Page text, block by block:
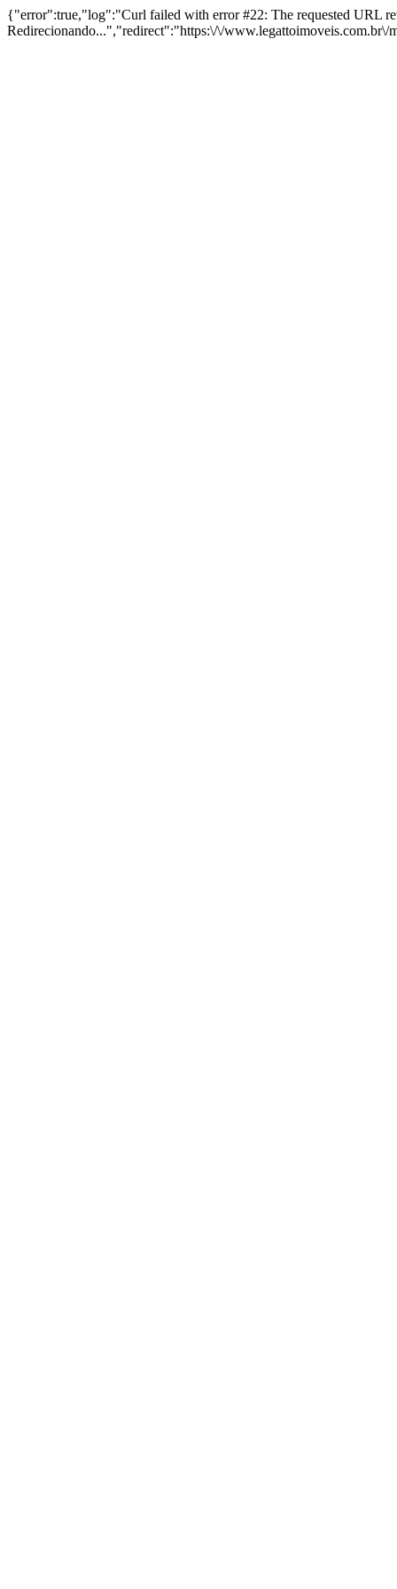
{"error":true,"log":"Curl failed with error #22: The requested URL
Redirecionando...","redirect":"https:\/\/www.legattoimoveis.com.br\/